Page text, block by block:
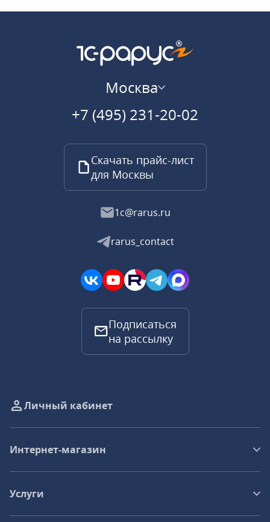
Москва
+7 (495) 231-20-02
Скачать прайс-лист
для Москвы
1c@rarus.ru
rarus_contact
Подписаться
на рассылку
Личный кабинет
Интернет-магазин
Услуги